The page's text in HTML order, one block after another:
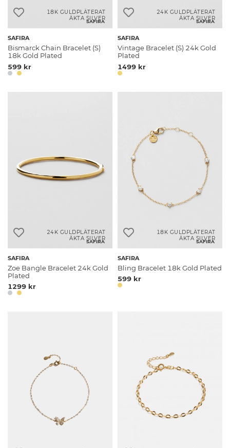
SAFIRA
18K GULDPLÄTERAT
ÄKTA SILVER
SAFIRA
Bismarck Chain Bracelet (S)
18k Gold Plated
599 kr
SAFIRA
24K GULDPLÄTERAT
ÄKTA SILVER
SAFIRA
Vintage Bracelet (S) 24k Gold
Plated
1499 kr
SAFIRA
24K GULDPLÄTERAT
ÄKTA SILVER
SAFIRA
Zoe Bangle Bracelet 24k Gold
Plated
1299 kr
SAFIRA
18K GULDPLÄTERAT
ÄKTA SILVER
SAFIRA
Bling Bracelet 18k Gold Plated
599 kr